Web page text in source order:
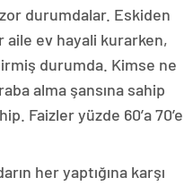
durumdalar. Eskiden
aile ev hayali kurarken,
durumda. Kimse ne
alma şansına sahip
Faizler yüzde 60’a 70’e
her yaptığına karşı